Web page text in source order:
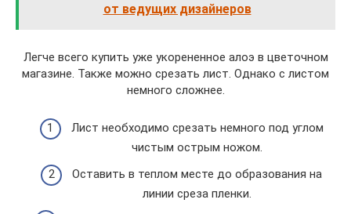
от ведущих дизайнеров
Легче всего купить уже укорененное алоэ в цветочном
магазине. Также можно срезать лист. Однако с листом
немного сложнее.
Лист необходимо срезать немного под углом
чистым острым ножом.
Оставить в теплом месте до образования на
линии среза пленки.